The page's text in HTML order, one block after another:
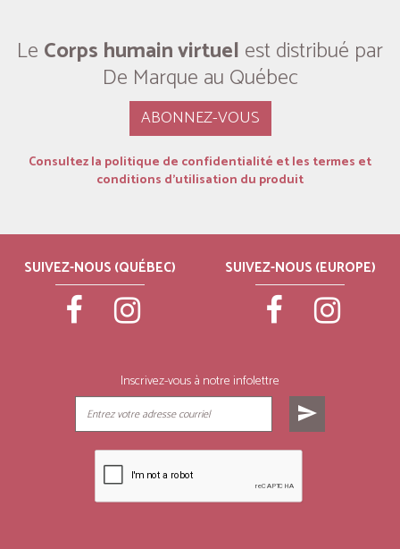
Le Corps humain virtuel est distribué par
De Marque au Québec
ABONNEZ-VOUS
Consultez la politique de confidentialité et les termes et
conditions d’utilisation du produit
SUIVEZ-NOUS (QUÉBEC) SUIVEZ-NOUS (EUROPE)
Inscrivez-vous à notre infolettre
send